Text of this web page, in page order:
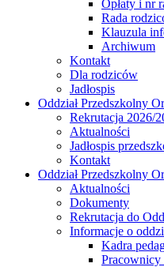
Opłaty i nr
Rada
Klauzula
Archiwum
Kontakt
Dla rodziców
Jadłospis
Oddział Przedszkolny
Rekrutacja 2026/
Aktualności
Jadłospis
Kontakt
Oddział Przedszkolny
Aktualności
Dokumenty
Rekrutacja do
Informacje o
Kadra
Pracownicy